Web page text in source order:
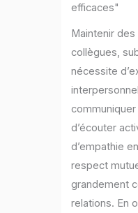
efficaces"
Maintenir
collègues,
nécessite
d’écouter
d’empathie
respect
grandement
relations. En